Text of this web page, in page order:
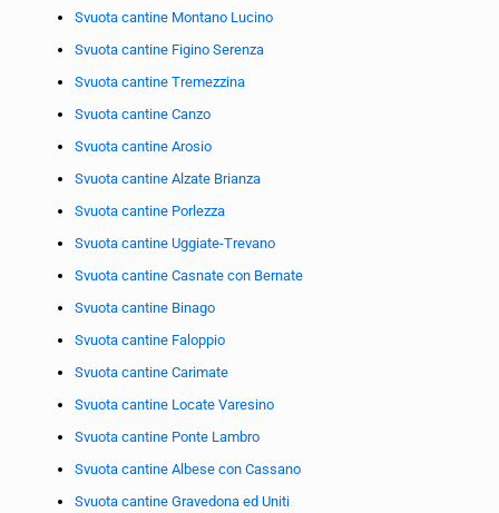
Svuota cantine Montano Lucino
Svuota cantine Figino Serenza
Svuota cantine Tremezzina
Svuota cantine Canzo
Svuota cantine Arosio
Svuota cantine Alzate Brianza
Svuota cantine Porlezza
Svuota cantine Uggiate-Trevano
Svuota cantine Casnate con Bernate
Svuota cantine Binago
Svuota cantine Faloppio
Svuota cantine Carimate
Svuota cantine Locate Varesino
Svuota cantine Ponte Lambro
Svuota cantine Albese con Cassano
Svuota cantine Gravedona ed Uniti